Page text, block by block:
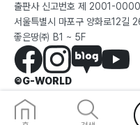
출판사 신고번호 제 2001-
서울특별시 마포구 양화로12길
좋은땅㈜ B1 ~ 5F
©G-WORLD